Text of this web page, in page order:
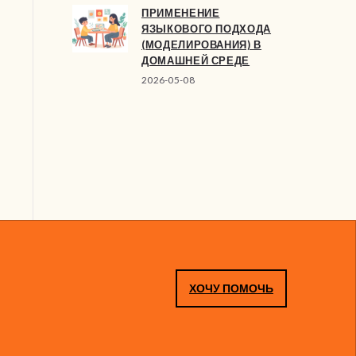
ПРИМЕНЕНИЕ
ЯЗЫКОВОГО ПОДХОДА
(МОДЕЛИРОВАНИЯ) В
ДОМАШНЕЙ СРЕДЕ
2026-05-08
ХОЧУ ПОМОЧЬ